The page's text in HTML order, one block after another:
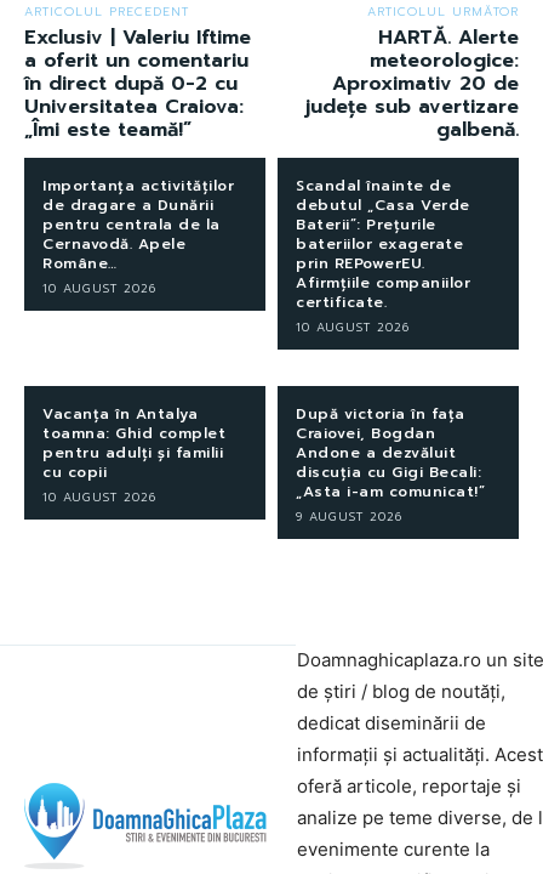
ARTICOLUL PRECEDENT
Exclusiv | Valeriu Iftime
a oferit un comentariu
în direct după 0-2 cu
Universitatea Craiova:
„Îmi este teamă!”
ARTICOLUL URMĂTOR
HARTĂ. Alerte
meteorologice:
Aproximativ 20 de
județe sub avertizare
galbenă.
Importanța activităților
de dragare a Dunării
pentru centrala de la
Cernavodă. Apele
Române…
10 AUGUST 2026
Scandal înainte de
debutul „Casa Verde
Baterii”: Prețurile
bateriilor exagerate
prin REPowerEU.
Afirmțiile companiilor
certificate.
10 AUGUST 2026
Vacanța în Antalya
toamna: Ghid complet
pentru adulți și familii
cu copii
10 AUGUST 2026
După victoria în fața
Craiovei, Bogdan
Andone a dezvăluit
discuția cu Gigi Becali:
„Asta i-am comunicat!”
9 AUGUST 2026
Doamnaghicaplaza.ro un site
de știri / blog de noutăți,
dedicat diseminării de
informații și actualități.
oferă articole, reportaje și
analize pe teme diverse, de
evenimente curente la